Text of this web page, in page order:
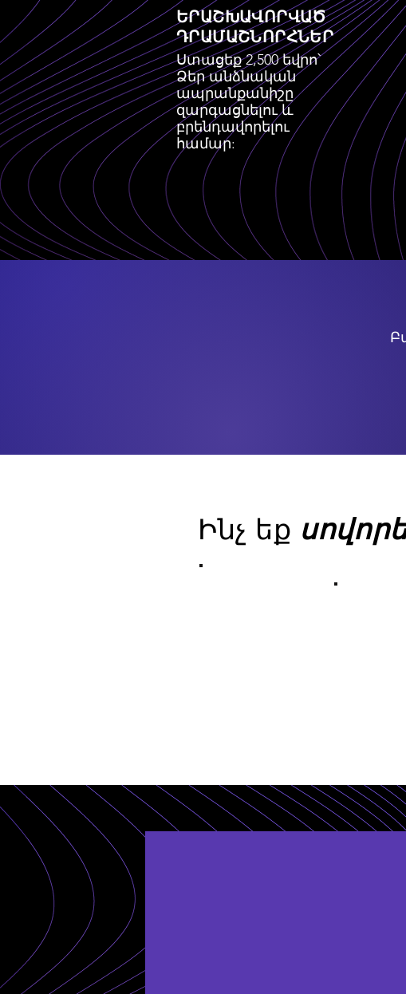
ԵՐԱՇԽԱՎՈՐՎԱԾ
ԴՐԱՄԱՇՆՈՐՀՆԵՐ
Ստացեք 2,500 եվրո՝
Ձեր անձնական
ապրանքանիշը
զարգացնելու և
բրենդավորելու
համար:
Ինչ եք